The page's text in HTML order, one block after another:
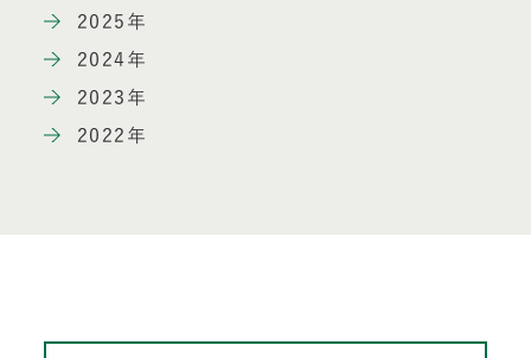
2025年
2024年
2023年
2022年